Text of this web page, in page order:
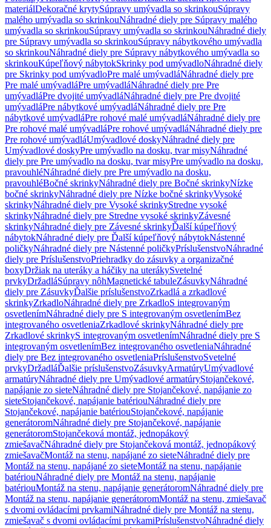
materiálDekoračné krytySúpravy umývadla so skrinkouSúpravy
malého umývadla so skrinkouNáhradné diely pre Súpravy malého
umývadla so skrinkouSúpravy umývadla so skrinkouNáhradné diely
pre Súpravy umývadla so skrinkouSúpravy nábytkového umývadla
so skrinkouNáhradné diely pre Súpravy nábytkového umývadla so
skrinkouKúpeľňový nábytokSkrinky pod umývadloNáhradné diely
pre Skrinky pod umývadloPre malé umývadláNáhradné diely pre
Pre malé umývadláPre umývadláNáhradné diely pre Pre
umývadláPre dvojité umývadláNáhradné diely pre Pre dvojité
umývadláPre nábytkové umývadláNáhradné diely pre Pre
nábytkové umývadláPre rohové malé umývadláNáhradné diely pre
Pre rohové malé umývadláPre rohové umývadláNáhradné diely pre
Pre rohové umývadláUmývadlové doskyNáhradné diely pre
Umývadlové doskyPre umývadlo na dosku, tvar misyNáhradné
diely pre Pre umývadlo na dosku, tvar misyPre umývadlo na dosku,
pravouhléNáhradné diely pre Pre umývadlo na dosku,
pravouhléBočné skrinkyNáhradné diely pre Bočné skrinkyNízke
bočné skrinkyNáhradné diely pre Nízke bočné skrinkyVysoké
skrinkyNáhradné diely pre Vysoké skrinkyStredne vysoké
skrinkyNáhradné diely pre Stredne vysoké skrinkyZávesné
skrinkyNáhradné diely pre Závesné skrinkyĎalší kúpeľňový
nábytokNáhradné diely pre Ďalší kúpeľňový nábytokNástenné
poličkyNáhradné diely pre Nástenné poličkyPríslušenstvoNáhradné
diely pre PríslušenstvoPriehradky do zásuvky a organizačné
boxyDržiak na uteráky a háčiky na uterákySvetelné
prvkyDržadláSúpravy nôhMagnetické tabuleZásuvkyNáhradné
diely pre ZásuvkyĎalšie príslušenstvoZrkadlá a zrkadlové
skrinkyZrkadloNáhradné diely pre ZrkadloS integrovaným
osvetlenímNáhradné diely pre S integrovaným osvetlenímBez
integrovaného osvetleniaZrkadlové skrinkyNáhradné diely pre
Zrkadlové skrinkyS integrovaným osvetlenímNáhradné diely pre S
integrovaným osvetlenímBez integrovaného osvetleniaNáhradné
diely pre Bez integrovaného osvetleniaPríslušenstvoSvetelné
prvkyDržadláĎalšie príslušenstvoZásuvkyArmatúryUmývadlové
armatúryNáhradné diely pre Umývadlové armatúryStojančekové,
napájanie zo sieteNáhradné diely pre Stojančekové, napájanie zo
sieteStojančekové, napájanie batériouNáhradné diely pre
Stojančekové, napájanie batériouStojančekové, napájanie
generátoromNáhradné diely pre Stojančekové, napájanie
generátoromStojančeková montáž, jednopákový
zmiešavačNáhradné diely pre Stojančeková montáž, jednopákový
zmiešavačMontáž na stenu, napájané zo sieteNáhradné diely pre
Montáž na stenu, napájané zo sieteMontáž na stenu, napájanie
batériouNáhradné diely pre Montáž na stenu, napájanie
batériouMontáž na stenu, napájanie generátoromNáhradné diely pre
Montáž na stenu, napájanie generátoromMontáž na stenu, zmiešavač
s dvomi ovládacími prvkamiNáhradné diely pre Montáž na stenu,
zmiešavač s dvomi ovládacími prvkamiPríslušenstvoNáhradné diely